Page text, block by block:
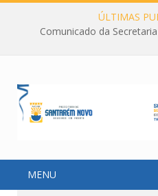
ÚLTIMAS
Comunicado da
MENU